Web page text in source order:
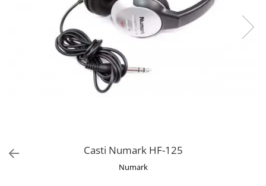
Monitorizare In-Ear
Pickup-uri, platane & accesorii
Playere si Recordere
Procesoare si efecte
Stabilizatoare de tensiune UPS si
Accesorii de microfoaneCasti Numark HF-125
Numark